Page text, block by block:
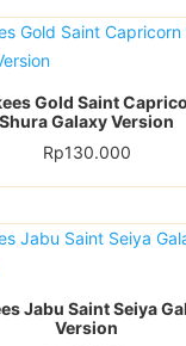
Gold Saint
Shura Galaxy Version
Rp130.000
Jabu Saint Seiya
Version